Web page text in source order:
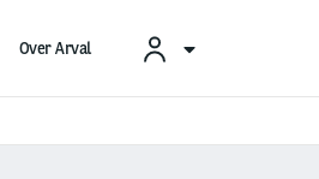
Over Arval